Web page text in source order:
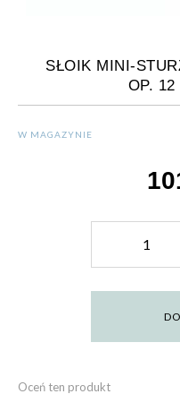
SŁOIK MINI-
OP.
W MAGAZYNIE
Oceń ten produkt